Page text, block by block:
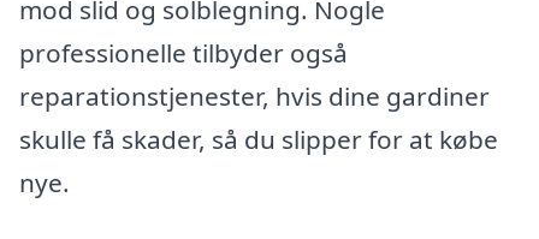
mod slid og solblegning. Nogle
professionelle tilbyder også
reparationstjenester, hvis dine gardiner
skulle få skader, så du slipper for at købe
nye.